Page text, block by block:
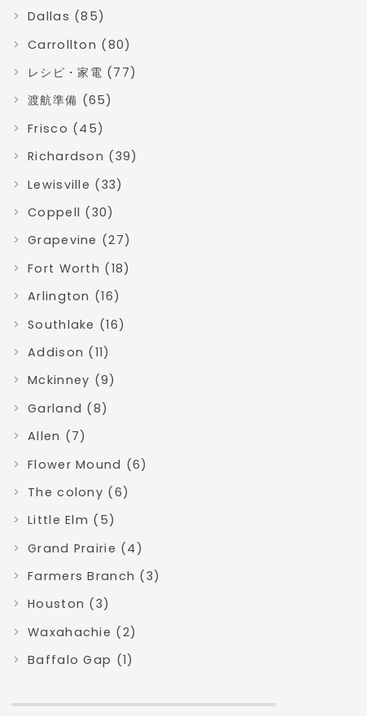
Dallas (85)
Carrollton (80)
レシピ・家電 (77)
渡航準備 (65)
Frisco (45)
Richardson (39)
Lewisville (33)
Coppell (30)
Grapevine (27)
Fort Worth (18)
Arlington (16)
Southlake (16)
Addison (11)
Mckinney (9)
Garland (8)
Allen (7)
Flower Mound (6)
The colony (6)
Little Elm (5)
Grand Prairie (4)
Farmers Branch (3)
Houston (3)
Waxahachie (2)
Baffalo Gap (1)